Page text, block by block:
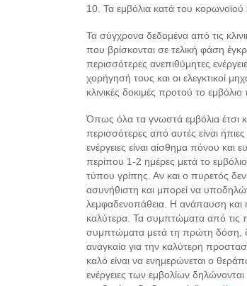
10. Τα εμβόλια κατά του κορωνοϊού
Τα σύγχρονα δεδομένα από τις
που βρίσκονται σε τελική φάση
περισσότερες ανεπιθύμητες
χορήγησή τους και οι ελεγκτικοί
κλινικές δοκιμές προτού το
Όπως όλα τα γνωστά εμβόλια έτσι
περισσότερες από αυτές είναι
ενέργειες είναι αίσθημα πόνου και
περίπου 1-2 ημέρες μετά το
τύπου γρίπης. Αν και o πυρετός δεν
ασυνήθιστη και μπορεί να
λεμφαδενοπάθεια. Η ανάπαυση και
καλύτερα. Τα συμπτώματα από τις
συμπτώματα μετά τη πρώτη δόση,
αναγκαία για την καλύτερη
καλό είναι να ενημερώνεται ο
ενέργειες των εμβολίων